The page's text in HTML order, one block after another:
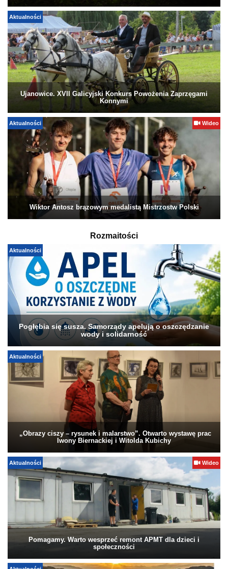
Aktualności
Ujanowice. XVII Galicyjski Konkurs Powożenia Zaprzęgami
Konnymi
Aktualności Wideo
Wiktor Antosz brązowym medalistą Mistrzostw Polski
Rozmaitości
Aktualności
Pogłębia się susza. Samorządy apelują o oszczędzanie
wody i solidarność
Aktualności
„Obrazy ciszy – rysunek i malarstwo”. Otwarto wystawę prac
Iwony Biernackiej i Witolda Kubichy
Aktualności Wideo
Pomagamy. Warto wesprzeć remont APMT dla dzieci i
społeczności